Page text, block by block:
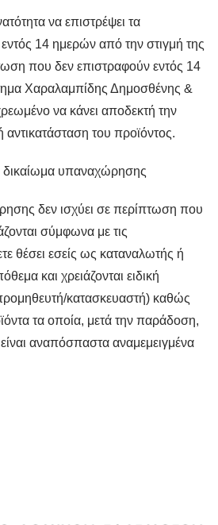
να επιστρέψει τα
14 ημερών από την στιγμή της
που δεν επιστραφούν εντός 14
Χαραλαμπίδης Δημοσθένης &
να κάνει αποδεκτή την
του προϊόντος.
δικαίωμα υπαναχώρησης
δεν ισχύει σε περίπτωση που
σύμφωνα με τις
θέσει εσείς ως καταναλωτής ή
και χρειάζονται ειδική
κατασκευαστή) καθώς
τα οποία, μετά την παράδοση,
αναπόσπαστα αναμεμειγμένα